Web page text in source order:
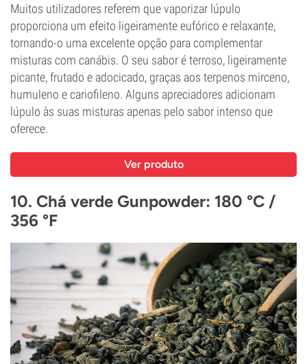
Muitos utilizadores referem que vaporizar lúpulo
proporciona um efeito ligeiramente eufórico e relaxante,
tornando-o uma excelente opção para complementar
misturas com canábis. O seu sabor é terroso, ligeiramente
picante, frutado e adocicado, graças aos terpenos mirceno,
humuleno e cariofileno. Alguns apreciadores adicionam
lúpulo às suas misturas apenas pelo sabor intenso que
oferece.
Ver produto
10. Chá verde Gunpowder: 180 °C /
356 °F